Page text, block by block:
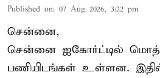
Published on: 07 Aug 2026, 3:22 pm
சென்னை,
சென்னை ஐகோர்ட்டில்
பணியிடங்கள் உள்ளன. இதில்